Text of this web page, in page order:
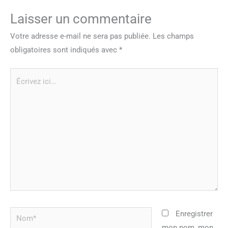
Laisser un commentaire
Votre adresse e-mail ne sera pas publiée. Les champs
obligatoires sont indiqués avec *
Nom*
Enregistrer